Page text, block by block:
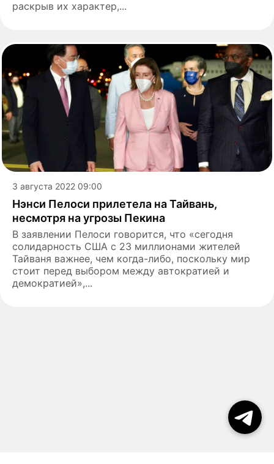
раскрыв их характер,...
3 августа 2022 09:00
Нэнси Пелоси прилетела на Тайвань,
несмотря на угрозы Пекина
В заявлении Пелоси говорится, что «сегодня
солидарность США с 23 миллионами жителей
Тайваня важнее, чем когда-либо, поскольку мир
стоит перед выбором между автократией и
демократией»,...